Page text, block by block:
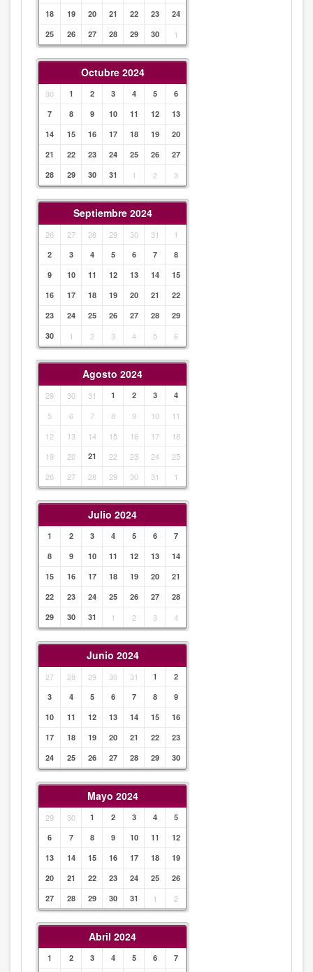
18
19 20 21 22 23
24
25
26 27 28 29 30 1
Octubre 2024
30 1 2 3 4 5
6
7
8 9 10 11 12
13
14
15 16 17 18 19
20
21
22 23 24 25 26
27
28
29 30 31 1 2 3
Septiembre 2024
26 27 28 29 30 31 1
2 3 4 5 6 7
8
9
10 11 12 13 14
15
16
17 18 19 20 21
22
23
24 25 26 27 28
29
30
1 2 3 4 5 6
Agosto 2024
29 30 31 1 2 3 4
5 6 7 8 9 10
11
12
13 14 15 16 17
18
19
20 21 22 23 24
25
26
27 28 29 30 31 1
Julio 2024
1 2 3 4 5 6
7
8
9 10 11 12 13
14
15
16 17 18 19 20
21
22
23 24 25 26 27
28
29
30 31 1 2 3 4
Junio 2024
27 28 29 30 31 1
2
3
4 5 6 7 8
9
10
11 12 13 14 15
16
17
18 19 20 21 22
23
24
25 26 27 28 29 30
Mayo 2024
29 30 1 2 3 4
5
6
7 8 9 10 11
12
13
14 15 16 17 18
19
20
21 22 23 24 25
26
27
28 29 30 31 1 2
Abril 2024
1 2 3 4 5 6
7